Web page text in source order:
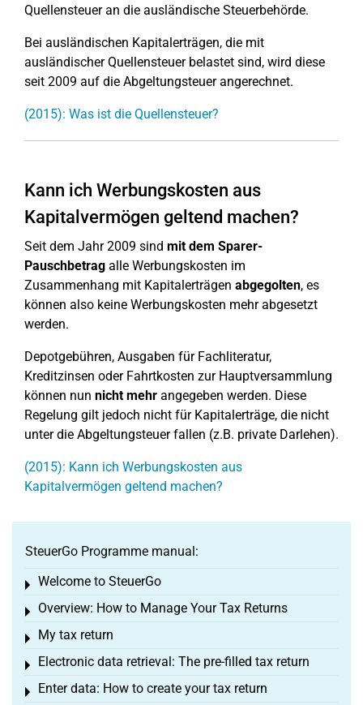
Quellensteuer an die ausländische Steuerbehörde.
Bei ausländischen Kapitalerträgen, die mit
ausländischer Quellensteuer belastet sind, wird diese
seit 2009 auf die Abgeltungsteuer angerechnet.
(2015): Was ist die Quellensteuer?
Kann ich Werbungskosten aus
Kapitalvermögen geltend machen?
Seit dem Jahr 2009 sind mit dem Sparer-
Pauschbetrag alle Werbungskosten im
Zusammenhang mit Kapitalerträgen abgegolten, es
können also keine Werbungskosten mehr abgesetzt
werden.
Depotgebühren, Ausgaben für Fachliteratur,
Kreditzinsen oder Fahrtkosten zur Hauptversammlung
können nun nicht mehr angegeben werden. Diese
Regelung gilt jedoch nicht für Kapitalerträge, die nicht
unter die Abgeltungsteuer fallen (z.B. private Darlehen).
(2015): Kann ich Werbungskosten aus
Kapitalvermögen geltend machen?
SteuerGo Programme manual:
Welcome to SteuerGo
Toggle menu
Overview: How to Manage Your Tax Returns
Toggle menu
My tax return
Toggle menu
Electronic data retrieval: The pre-filled tax return
Toggle menu
Enter data: How to create your tax return
Toggle menu